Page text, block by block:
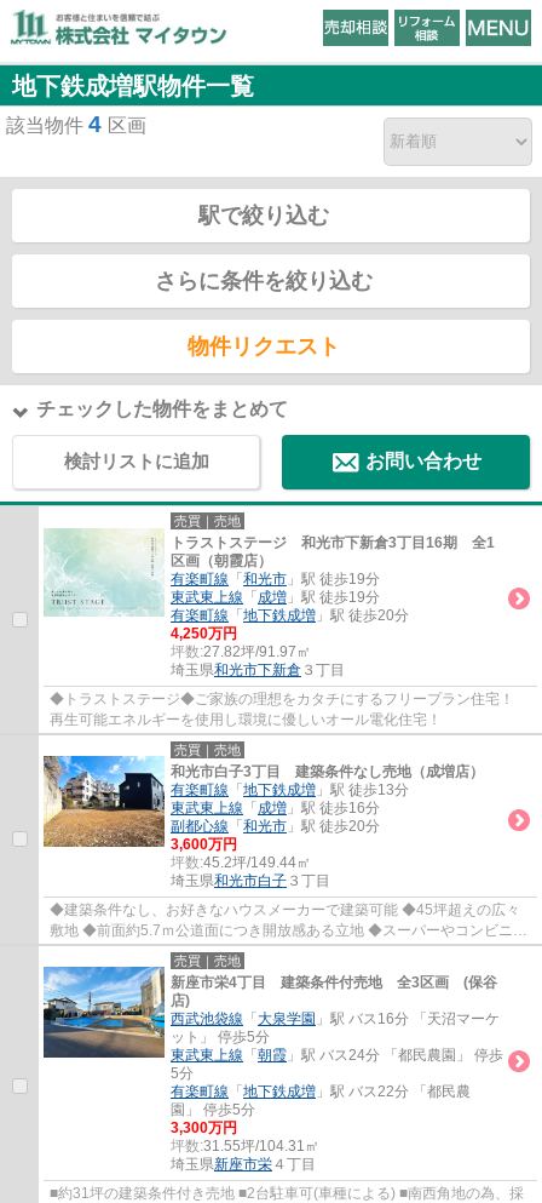
地下鉄成増駅物件一覧
該当物件 4 区画
駅で絞り込む
さらに条件を絞り込む
物件リクエスト
チェックした物件をまとめて
検討リストに追加 お問い合わせ
売買｜売地
トラストステージ 和光市下新倉3丁目16期 全1
区画（朝霞店）
有楽町線 「 和光市 」駅 徒歩19分
東武東上線 「 成増 」駅 徒歩19分
有楽町線 「 地下鉄成増 」駅 徒歩20分
4,250万円
坪数:27.82坪/91.97㎡
埼玉県和光市下新倉 ３丁目
◆トラストステージ◆ご家族の理想をカタチにするフリープラン住宅！
再生可能エネルギーを使用し環境に優しいオール電化住宅！
売買｜売地
和光市白子3丁目 建築条件なし売地（成増店）
有楽町線 「 地下鉄成増 」駅 徒歩13分
東武東上線 「 成増 」駅 徒歩16分
副都心線 「 和光市 」駅 徒歩20分
3,600万円
坪数:45.2坪/149.44㎡
埼玉県和光市白子 ３丁目
◆建築条件なし、お好きなハウスメーカーで建築可能 ◆45坪超えの広々
敷地 ◆前面約5.7ｍ公道面につき開放感ある立地 ◆スーパーやコンビニ、
小学校等が近く生活至便
売買｜売地
新座市栄4丁目 建築条件付売地 全3区画 (保谷
店)
西武池袋線 「 大泉学園 」駅 バス16分 「天沼マーケ
ット」 停歩5分
東武東上線 「 朝霞 」駅 バス24分 「都民農園」 停歩
5分
有楽町線 「 地下鉄成増 」駅 バス22分 「都民農
園」 停歩5分
3,300万円
坪数:31.55坪/104.31㎡
埼玉県新座市栄 ４丁目
■約31坪の建築条件付き売地 ■2台駐車可(車種による) ■南西角地の為、採